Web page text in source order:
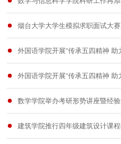
烟台大学大学生模拟求职面试大
外国语学院开展“传承五四精神 助力
外国语学院开展“传承五四精神 助力
数学学院举办考研形势讲座暨经
建筑学院推行四年级建筑设计课